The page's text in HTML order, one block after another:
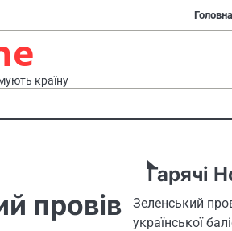
Головна
країну
провів
Гарячі
Зеленський
української